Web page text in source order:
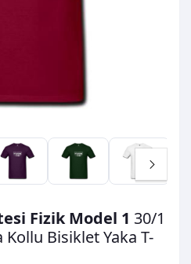
Fizik Model 1 30/1
Kollu Bisiklet Yaka T-